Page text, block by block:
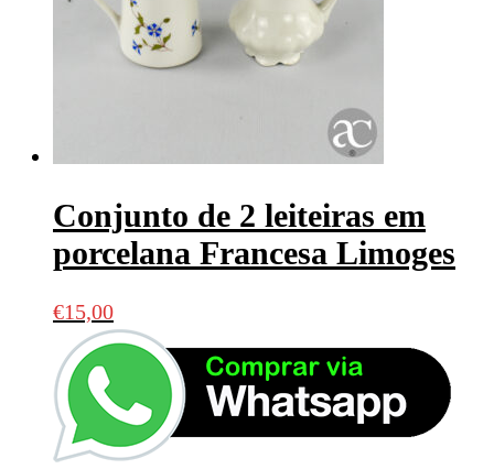
Conjunto de 2 leiteiras em
porcelana Francesa Limoges
€15,00